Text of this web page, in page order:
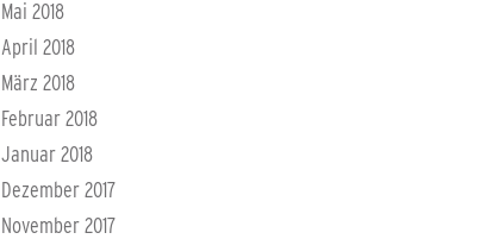
Mai 2018
April 2018
März 2018
Februar 2018
Januar 2018
Dezember 2017
November 2017